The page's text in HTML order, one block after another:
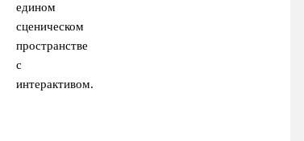
едином
сценическом
пространстве
с
интерактивом.